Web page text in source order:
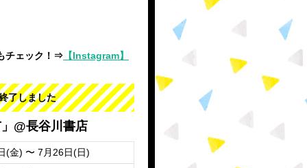
チェック！⇒ 【Instagram】
了しました
@長谷川書店
(金) 〜 7月26日(日)